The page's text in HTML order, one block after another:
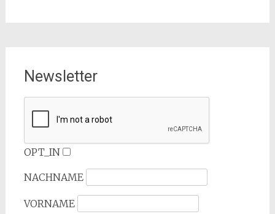
Newsletter
OPT_IN
NACHNAME
VORNAME